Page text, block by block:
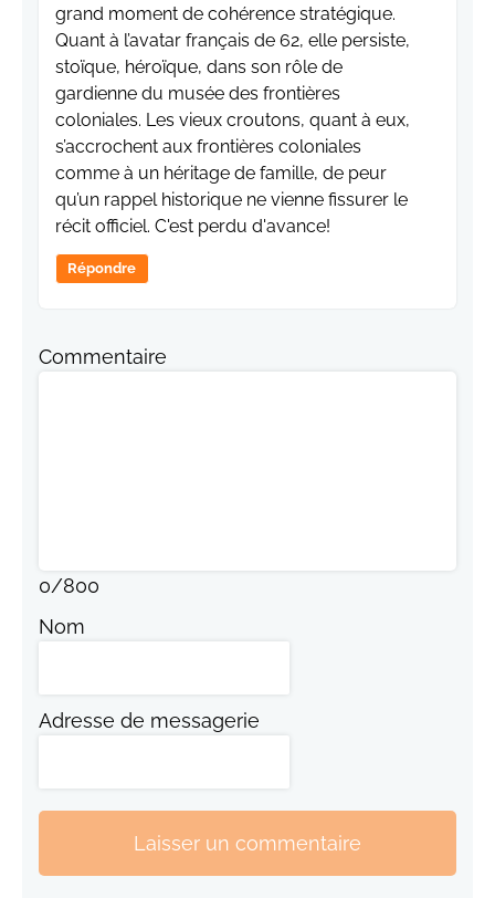
grand moment de cohérence stratégique.
Quant à l’avatar français de 62, elle persiste,
stoïque, héroïque, dans son rôle de
gardienne du musée des frontières
coloniales. Les vieux croutons, quant à eux,
s’accrochent aux frontières coloniales
comme à un héritage de famille, de peur
qu’un rappel historique ne vienne fissurer le
récit officiel. C'est perdu d'avance!
Répondre
Commentaire
0/800
Nom
Adresse de messagerie
Laisser un commentaire